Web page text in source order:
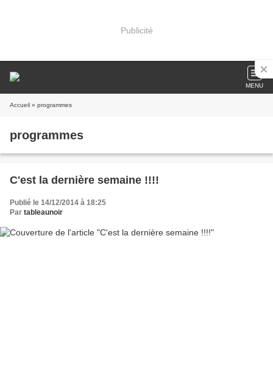
Publicité
MENU
Accueil » programmes
programmes
C'est la dernière semaine !!!!
Publié le 14/12/2014 à 18:25
Par tableaunoir